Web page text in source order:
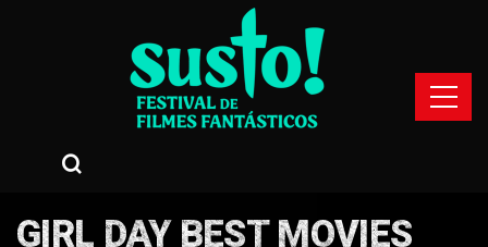
GIRL DAY BEST MOVIES